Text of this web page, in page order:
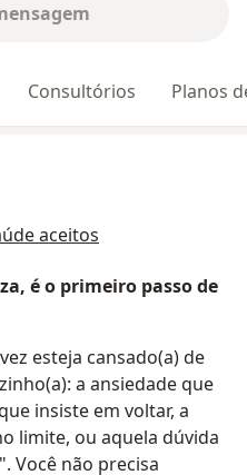
Consultórios Planos
aceitos
é o primeiro passo de
esteja cansado(a) de
a ansiedade que
insiste em voltar, a
limite, ou aquela dúvida
Você não precisa